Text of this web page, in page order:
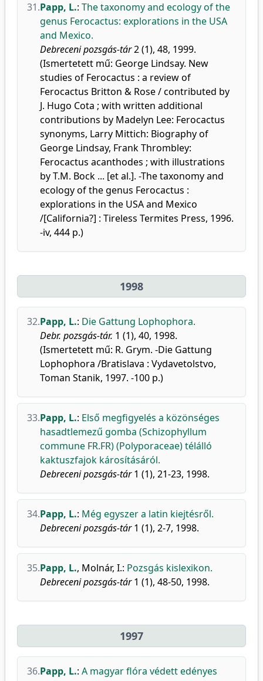
31.Papp, L.: The taxonomy and ecology of the
genus Ferocactus: explorations in the USA
and Mexico.
Debreceni pozsgás-tár2 (1), 48, 1999.
(Ismertetett mű: George Lindsay. New
studies of Ferocactus : a review of
Ferocactus Britton & Rose / contributed by
J. Hugo Cota ; with written additional
contributions by Madelyn Lee: Ferocactus
synonyms, Larry Mittich: Biography of
George Lindsay, Frank Thrombley:
Ferocactus acanthodes ; with illustrations
by T.M. Bock ... [et al.]. -The taxonomy and
ecology of the genus Ferocactus :
explorations in the USA and Mexico
/[California?] : Tireless Termites Press, 1996.
-iv, 444 p.)
1998
32.Papp, L.: Die Gattung Lophophora.
Debr. pozsgás-tár. 1 (1), 40, 1998.
(Ismertetett mű: R. Grym. -Die Gattung
Lophophora /Bratislava : Vydavetolstvo,
Toman Stanik, 1997. -100 p.)
33.Papp, L.: Első megfigyelés a közönséges
hasadtlemezű gomba (Schizophyllum
commune FR.FR) (Polyporaceae) télálló
kaktuszfajok károsításáról.
Debreceni pozsgás-tár1 (1), 21-23, 1998.
34.Papp, L.: Még egyszer a latin kiejtésről.
Debreceni pozsgás-tár1 (1), 2-7, 1998.
35.Papp, L., Molnár, I.: Pozsgás kislexikon.
Debreceni pozsgás-tár1 (1), 48-50, 1998.
1997
36.Papp, L.: A magyar flóra védett edényes